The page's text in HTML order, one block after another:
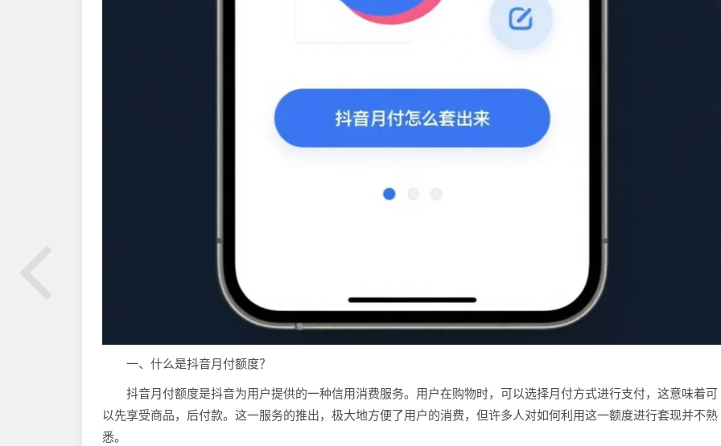
一、什么是抖音月付额度？
抖音月付额度是抖音为用户提供的一种信用消费服务。用户在购物时，可以选择月付方式进行支付，这意味着可
以先享受商品，后付款。这一服务的推出，极大地方便了用户的消费，但许多人对如何利用这一额度进行套现并不熟
悉。